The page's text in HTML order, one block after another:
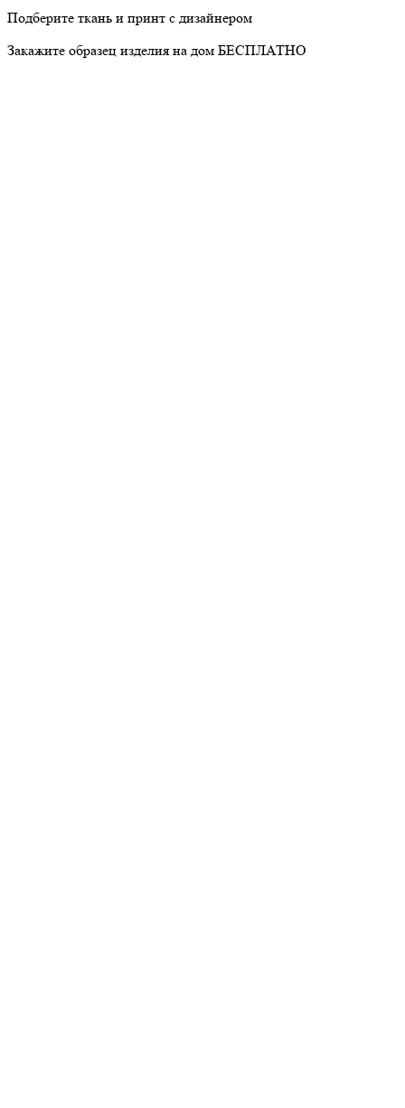
Подберите ткань и принт с дизайнером
Закажите образец изделия на дом БЕСПЛАТНО